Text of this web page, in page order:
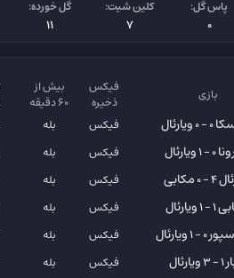
پاس گل:
0
کلین شیت:
7
گل خورده:
11
بازی
فیکس
ذخیره
بیش از
۶۰ دقیقه
0 - 0 ویارئال فیکس بله
0 - 1 ویارئال فیکس بله
4 - 0 مکابی فیکس بله
1 - 1 ویارئال فیکس بله
0 - 1 ویارئال فیکس بله
1 - 3 ویارئال فیکس بله